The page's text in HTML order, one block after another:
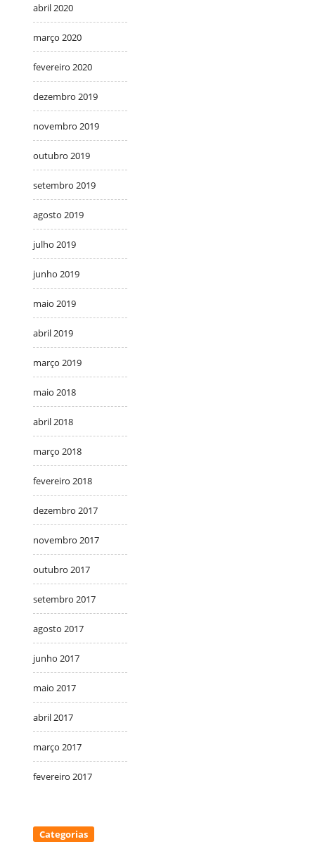
abril 2020
março 2020
fevereiro 2020
dezembro 2019
novembro 2019
outubro 2019
setembro 2019
agosto 2019
julho 2019
junho 2019
maio 2019
abril 2019
março 2019
maio 2018
abril 2018
março 2018
fevereiro 2018
dezembro 2017
novembro 2017
outubro 2017
setembro 2017
agosto 2017
junho 2017
maio 2017
abril 2017
março 2017
fevereiro 2017
Categorias